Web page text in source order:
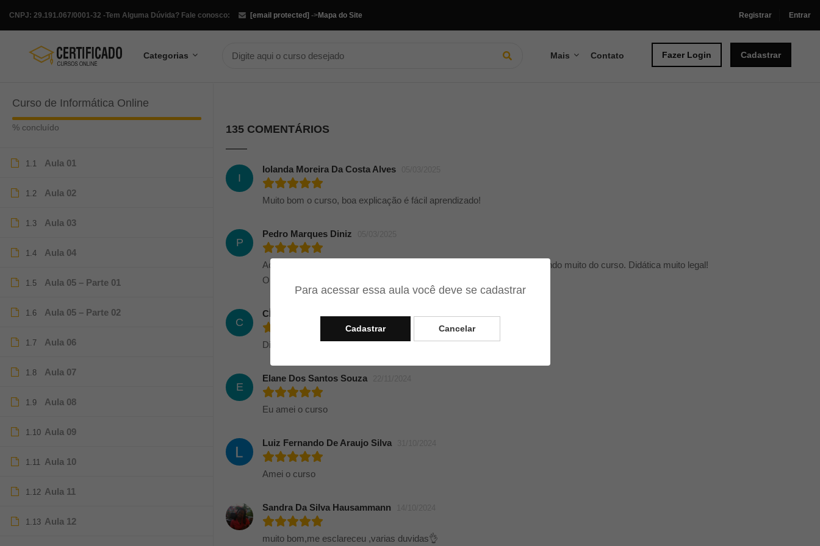
Para acessar essa aula você deve se cadastrar
Cadastrar Cancelar
Tem Alguma Dúvida? Fale conosco: [email protected]
CNPJ: 29.191.067/0001-32 - ->Mapa do Site Registrar Entrar
Categorias Mais Contato Fazer Login Cadastrar
Curso de Informática Online
% concluído
1.1 Aula 01
1.2 Aula 02
1.3 Aula 03
1.4 Aula 04
1.5 Aula 05 – Parte 01
1.6 Aula 05 – Parte 02
1.7 Aula 06
1.8 Aula 07
1.9 Aula 08
1.10 Aula 09
1.11 Aula 10
1.12 Aula 11
1.13 Aula 12
135 COMENTÁRIOS
I
Iolanda Moreira Da Costa Alves
Muito bom o curso, boa explicação é fácil aprendizado!
P
Pedro Marques Diniz
Achei meio chato no começo, mas eu fui me inturmando e acabei gostando muito do curso. Didática muito legal!
Obrigado Prof. Vagner!
C
CÍNTIA RODRIGUES QUEIROZ 24/02/2025
Didática maravilhosa, recomendo e farei outros cursos.
E
Elane Dos Santos Souza
Eu amei o curso
Luiz Fernando De Araujo Silva
Amei o curso
Sandra Da Silva Hausammann
muito bom,me esclareceu ,varias duvidas👌